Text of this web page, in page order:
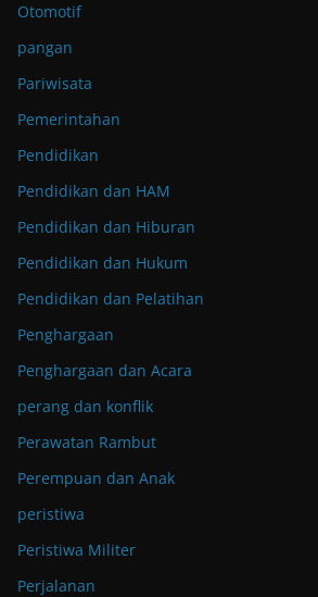
Otomotif
pangan
Pariwisata
Pemerintahan
Pendidikan
Pendidikan dan HAM
Pendidikan dan Hiburan
Pendidikan dan Hukum
Pendidikan dan Pelatihan
Penghargaan
Penghargaan dan Acara
perang dan konflik
Perawatan Rambut
Perempuan dan Anak
peristiwa
Peristiwa Militer
Perjalanan